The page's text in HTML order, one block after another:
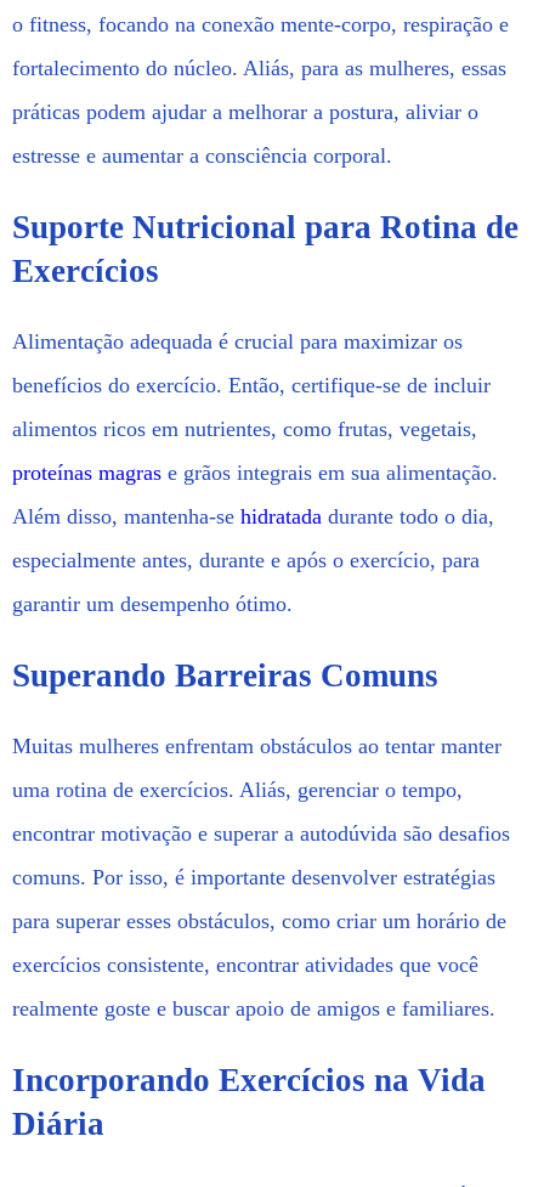
o fitness, focando na conexão mente-corpo, respiração e
fortalecimento do núcleo. Aliás, para as mulheres, essas
práticas podem ajudar a melhorar a postura, aliviar o
estresse e aumentar a consciência corporal.
Suporte Nutricional para Rotina de
Exercícios
Alimentação adequada é crucial para maximizar os
benefícios do exercício. Então, certifique-se de incluir
alimentos ricos em nutrientes, como frutas, vegetais,
proteínas magras e grãos integrais em sua alimentação.
Além disso, mantenha-se hidratada durante todo o dia,
especialmente antes, durante e após o exercício, para
garantir um desempenho ótimo.
Superando Barreiras Comuns
Muitas mulheres enfrentam obstáculos ao tentar manter
uma rotina de exercícios. Aliás, gerenciar o tempo,
encontrar motivação e superar a autodúvida são desafios
comuns. Por isso, é importante desenvolver estratégias
para superar esses obstáculos, como criar um horário de
exercícios consistente, encontrar atividades que você
realmente goste e buscar apoio de amigos e familiares.
Incorporando Exercícios na Vida
Diária